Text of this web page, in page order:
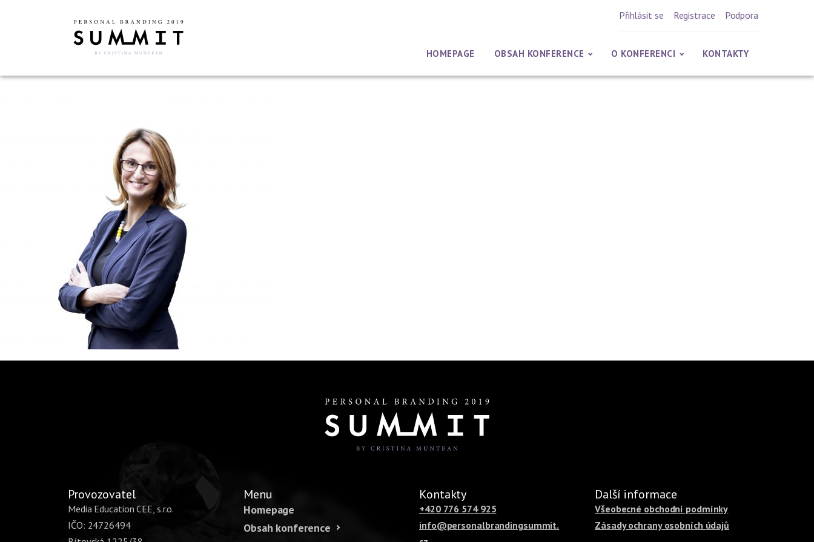
Přihlásit se Registrace Podpora
HOMEPAGE OBSAH KONFERENCE O KONFERENCI KONTAKTY
Provozovatel
Media Education CEE, s.r.o.
IČO: 24726494
Menu
Homepage
Obsah konference
Kontakty
+420 776 574 925
info@personalbrandingsummit.
Další informace
Všeobecné obchodní podmínky
Zásady ochrany osobních údajů